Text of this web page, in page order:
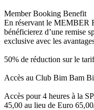
Member Booking Benefit
En réservant le MEMBER
bénéficierez d’une remise
exclusive avec les
50% de réduction sur le
Accès au Club Bim Bam
Accès pour 4 heures à la
45,00 au lieu de Euro